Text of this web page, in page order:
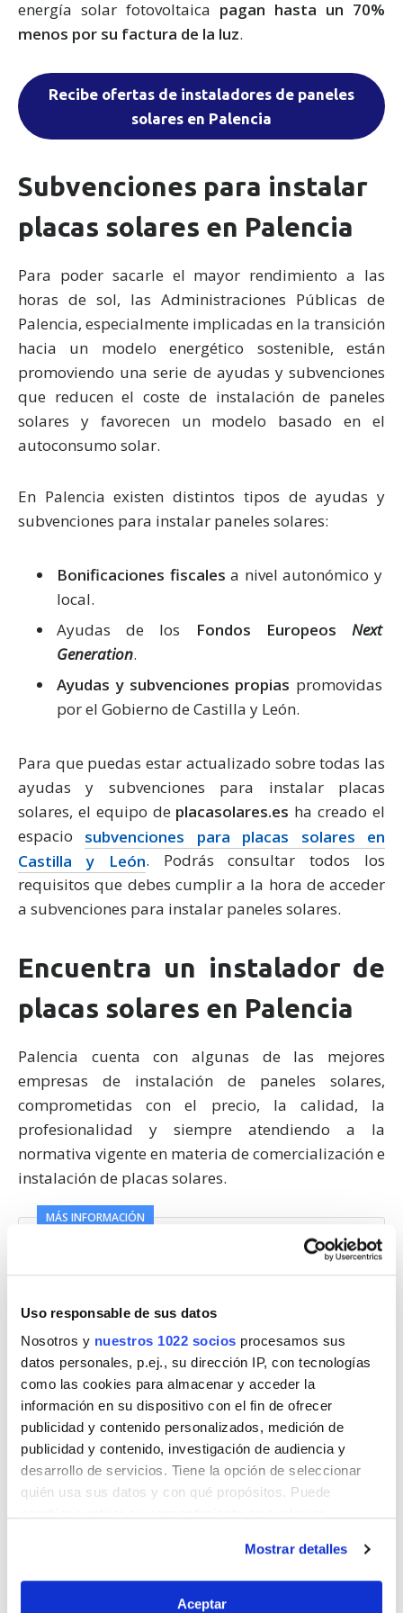
Uso responsable de sus datos
Nosotros y nuestros 1022 socios procesamos sus
datos personales, p.ej., su dirección IP, con tecnologías
como las cookies para almacenar y acceder la
información en su dispositivo con el fin de ofrecer
publicidad y contenido personalizados, medición de
publicidad y contenido, investigación de audiencia y
desarrollo de servicios. Tiene la opción de seleccionar
quién usa sus datos y con qué propósitos. Puede
Si lo permite, también quisiéramos:
Mostrar detalles
Aceptar
energía solar fotovoltaica pagan hasta un 70%
menos por su factura de la luz.
Recibe ofertas de instaladores de paneles
solares en Palencia
Subvenciones para instalar
placas solares en Palencia
Para poder sacarle el mayor rendimiento a las
horas de sol, las Administraciones Públicas de
Palencia, especialmente implicadas en la transición
hacia un modelo energético sostenible, están
promoviendo una serie de ayudas y subvenciones
que reducen el coste de instalación de paneles
solares y favorecen un modelo basado en el
autoconsumo solar.
En Palencia existen distintos tipos de ayudas y
subvenciones para instalar paneles solares:
Bonificaciones fiscales a nivel autonómico y
local.
Ayudas de los
Fondos Europeos Next
Generation.
Ayudas y subvenciones propias promovidas
por el Gobierno de Castilla y León.
Para que puedas estar actualizado sobre todas las
ayudas y subvenciones para instalar placas
solares, el equipo de placasolares.es ha creado el
espacio subvenciones para placas solares en
Castilla y León. Podrás consultar todos los
requisitos que debes cumplir a la hora de acceder
a subvenciones para instalar paneles solares.
Encuentra un instalador de
placas solares en Palencia
Palencia cuenta con algunas de las mejores
empresas de instalación de paneles solares,
comprometidas con el precio, la calidad, la
profesionalidad y siempre atendiendo a la
normativa vigente en materia de comercialización e
instalación de placas solares.
MÁS INFORMACIÓN
Para que puedas instalar placas solares en tu casa,
empresa o comunidad de vecinos en Palencia
puedes rellenar el formulario deplacassolares.es
y varios profesionales y empresas instaladoras de
placas solares en Palencia se pondrán en contacto
contigo, te harán la mejor oferta en función de tus
Palencia